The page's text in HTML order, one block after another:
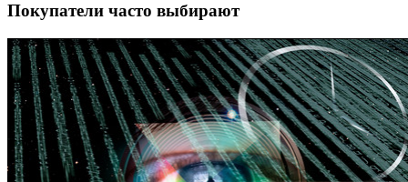
Покупатели часто выбирают